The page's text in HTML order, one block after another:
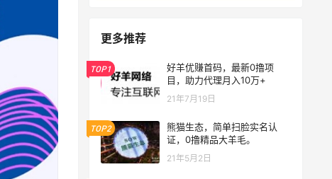
更多推荐
TOP1
好羊优赚首码，最新0撸项
目，助力代理月入10万+
21年7月19日
TOP2
熊猫生态，简单扫脸实名认
证，0撸精品大羊毛。
21年5月2日